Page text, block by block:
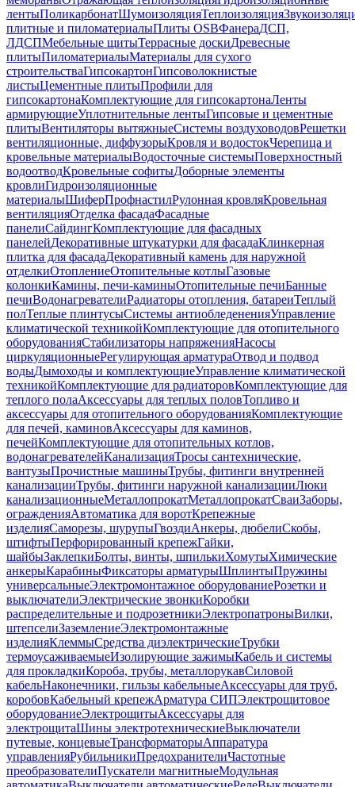
лентыПоликарбонатШумоизоляцияТеплоизоляция
плитные и пиломатериалыПлиты OSBФанераДСП,
ЛДСПМебельные щитыТеррасные доскиДревесные
плитыПиломатериалыМатериалы для сухого
строительстваГипсокартонГипсоволокнистые
листыЦементные плитыПрофили для
гипсокартонаКомплектующие для гипсокартонаЛенты
армирующиеУплотнительные лентыГипсовые и цементные
плитыВентиляторы вытяжныеСистемы воздуховодовРешетки
вентиляционные, диффузорыКровля и водостокЧерепица и
кровельные материалыВодосточные системыПоверхностный
водоотводКровельные софитыДоборные элементы
кровлиГидроизоляционные
материалыШиферПрофнастилРулонная кровляКровельная
вентиляцияОтделка фасадаФасадные
панелиСайдингКомплектующие для фасадных
панелейДекоративные штукатурки для фасадаКлинкерная
плитка для фасадаДекоративный камень для наружной
отделкиОтоплениеОтопительные котлыГазовые
колонкиКамины, печи-каминыОтопительные печиБанные
печиВодонагревателиРадиаторы отопления, батареиТеплый
полТеплые плинтусыСистемы антиобледененияУправление
климатической техникойКомплектующие для отопительного
оборудованияСтабилизаторы напряженияНасосы
циркуляционныеРегулирующая арматураОтвод и подвод
водыДымоходы и комплектующиеУправление климатической
техникойКомплектующие для радиаторовКомплектующие для
теплого полаАксессуары для теплых половТопливо и
аксессуары для отопительного оборудованияКомплектующие
для печей, каминовАксессуары для каминов,
печейКомплектующие для отопительных котлов,
водонагревателейКанализацияТросы сантехнические,
вантузыПрочистные машиныТрубы, фитинги внутренней
канализацииТрубы, фитинги наружной канализацииЛюки
канализационныеМеталлопрокатМеталлопрокатСваиЗаборы,
огражденияАвтоматика для воротКрепежные
изделияСаморезы, шурупыГвоздиАнкеры, дюбелиСкобы,
штифтыПерфорированный крепежГайки,
шайбыЗаклепкиБолты, винты, шпилькиХомутыХимические
анкерыКарабиныФиксаторы арматурыШплинтыПружины
универсальныеЭлектромонтажное оборудованиеРозетки и
выключателиЭлектрические звонкиКоробки
распределительные и подрозетникиЭлектропатроныВилки,
штепселиЗаземлениеЭлектромонтажные
изделияКлеммыСредства диэлектрическиеТрубки
термоусаживаемыеИзолирующие зажимыКабель и системы
для прокладкиКороба, трубы, металлорукавСиловой
кабельНаконечники, гильзы кабельныеАксессуары для труб,
коробовКабельный крепежАрматура СИПЭлектрощитовое
оборудованиеЭлектрощитыАксессуары для
электрощитаШины электротехническиеВыключатели
путевые, концевыеТрансформаторыАппаратура
управленияРубильникиПредохранителиЧастотные
преобразователиПускатели магнитныеМодульная